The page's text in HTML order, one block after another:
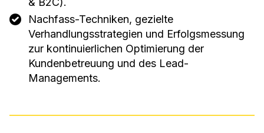
Nachfass-Techniken, gezielte
Verhandlungsstrategien und Erfolgsmessung
zur kontinuierlichen Optimierung der
Kundenbetreuung und des Lead-
Managements.